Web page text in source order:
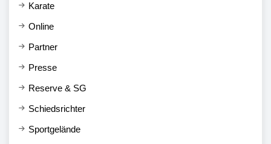
Karate
Online
Partner
Presse
Reserve & SG
Schiedsrichter
Sportgelände